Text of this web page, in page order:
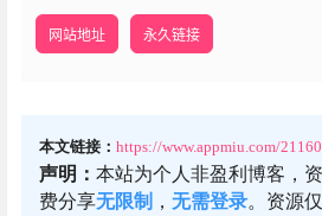
网站地址 永久链接
本文链接： https://www.appmiu.com/
声明： 本站为个人非盈利博客，
费分享无限制 ， 无需登录。资源